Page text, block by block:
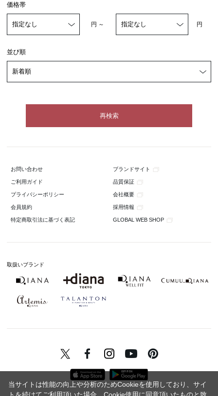
価格帯
円 ～ 円
並び順
お問い合わせ ブランドサイト
ご利用ガイド 品質保証
プライバシーポリシー 会社概要
会員規約 採用情報
特定商取引法に基づく表記 GLOBAL WEB SHOP
取扱いブランド
当サイトは性能の向上や分析のためCookieを使用しており、サイ